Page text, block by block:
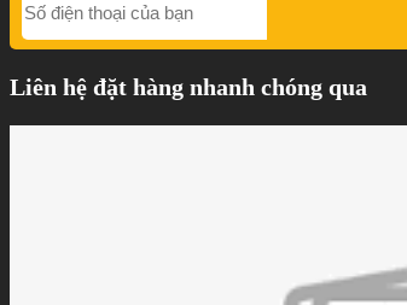
Liên hệ đặt hàng nhanh chóng qua